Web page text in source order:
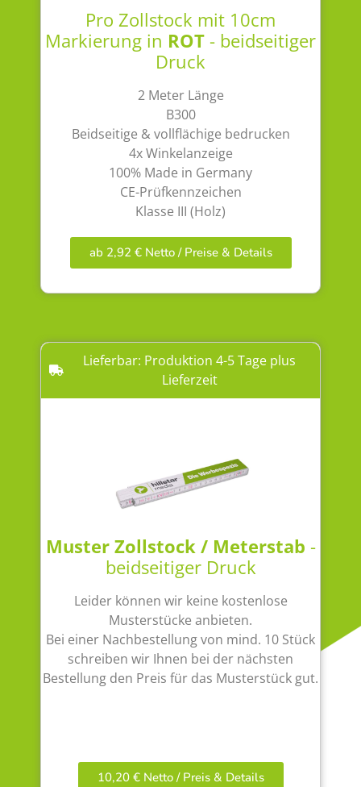
Pro Zollstock mit 10cm
Markierung in ROT- beidseitiger
Druck
2 Meter Länge
B300
Beidseitige & vollflächige bedrucken
4x Winkelanzeige
100% Made in Germany
CE-Prüfkennzeichen
Klasse III (Holz)
ab 2,92 € Netto / Preise & Details
Lieferbar: Produktion 4-5 Tage plus
Lieferzeit
Muster Zollstock / Meterstab -
beidseitiger Druck
Leider können wir keine kostenlose
Musterstücke anbieten.
Bei einer Nachbestellung von mind. 10 Stück
schreiben wir Ihnen bei der nächsten
Bestellung den Preis für das Musterstück gut.
10,20 € Netto / Preis & Details